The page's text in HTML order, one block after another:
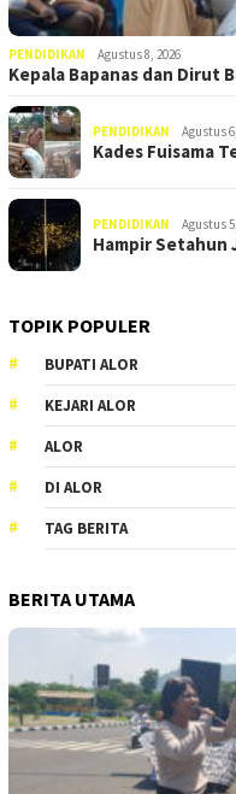
PENDIDIKAN Agustus 8, 2026
Kepala Bapanas dan Dirut
PENDIDIKAN Agustus
Kades Fuisama
PENDIDIKAN Agustus
Hampir Setahun
TOPIK POPULER
BUPATI ALOR
KEJARI ALOR
ALOR
DI ALOR
TAG BERITA
BERITA UTAMA